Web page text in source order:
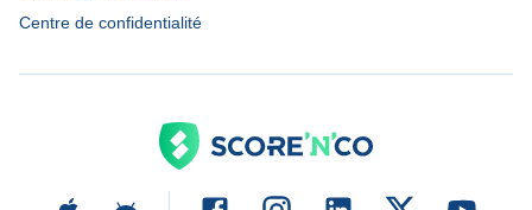
Centre de confidentialité